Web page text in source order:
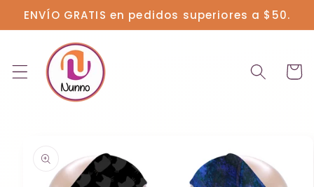
directamente
al contenido
ENVÍO GRATIS en pedidos superiores a $50.
información
del producto